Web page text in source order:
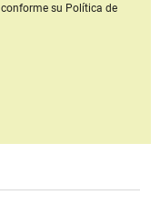
conforme su Política de